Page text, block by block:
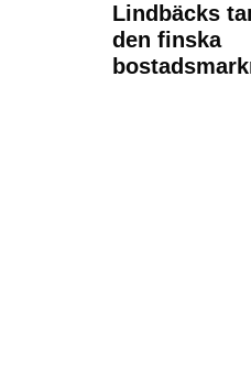
Lindbäcks
den finska